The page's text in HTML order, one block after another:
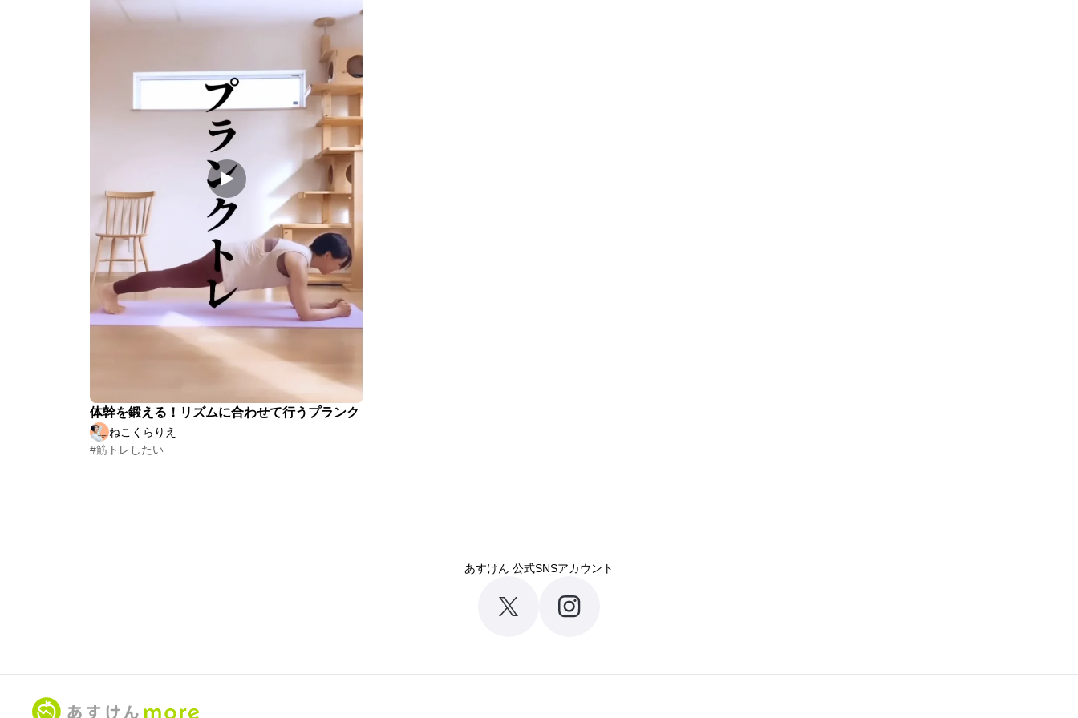
体幹を鍛える！リズムに合わせて行うプランク
ねこくらりえ
#筋トレしたい
あすけん 公式SNSアカウント